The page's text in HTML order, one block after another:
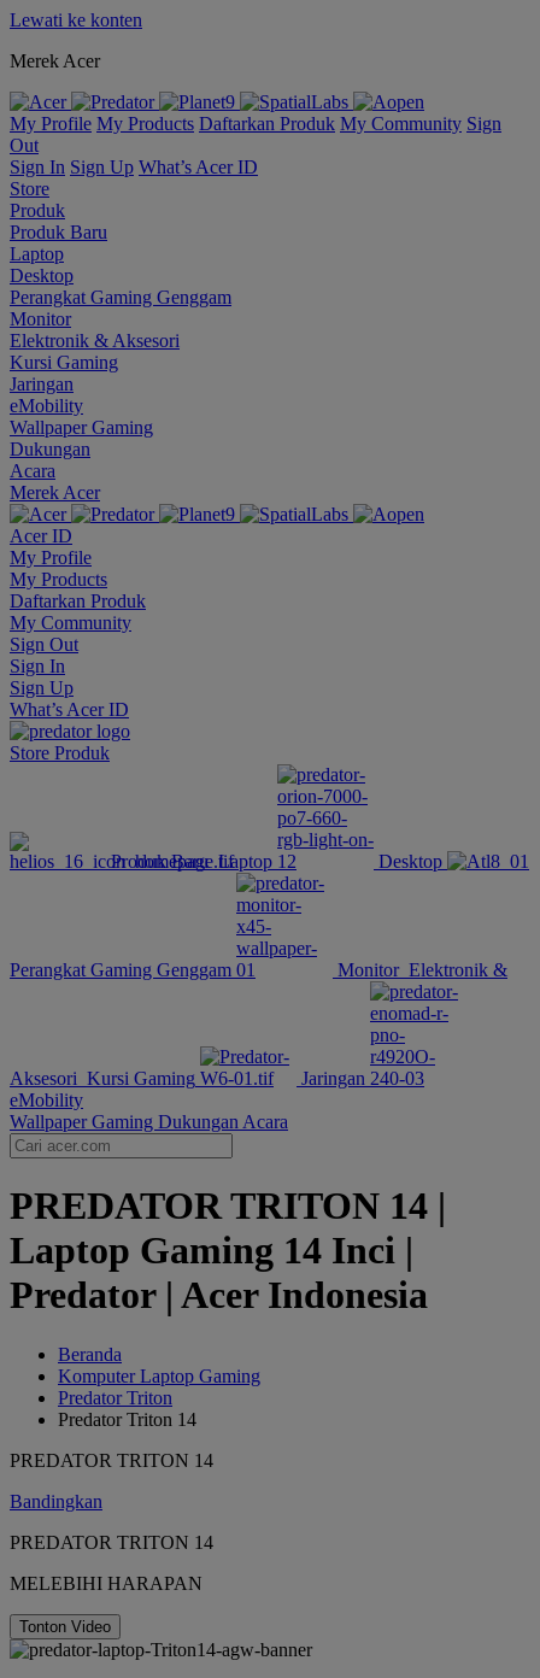
Lewati ke konten
Merek Acer
My Profile My Products Daftarkan Produk My Community Sign
Out
Sign In Sign Up What’s Acer ID
Store
Produk
Produk Baru
Laptop
Desktop
Perangkat Gaming Genggam
Monitor
Elektronik & Aksesori
Kursi Gaming
Jaringan
eMobility
Wallpaper Gaming
Dukungan
Acara
Merek Acer
Acer ID
My Profile
My Products
Daftarkan Produk
My Community
Sign Out
Sign In
Sign Up
What’s Acer ID
Store Produk
Produk Baru Laptop Desktop
Perangkat Gaming Genggam Monitor Elektronik &
Aksesori Kursi Gaming
Jaringan
eMobility
Wallpaper Gaming Dukungan Acara
PREDATOR TRITON 14 |
Laptop Gaming 14 Inci |
Predator | Acer Indonesia
Beranda
Komputer Laptop Gaming
Predator Triton
Predator Triton 14
PREDATOR TRITON 14
Bandingkan
PREDATOR TRITON 14
MELEBIHI HARAPAN
Tonton Video